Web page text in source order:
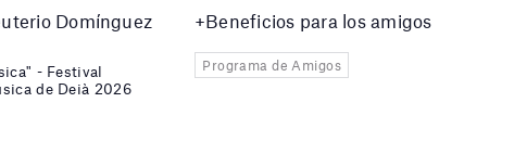
Domínguez
- Festival
de Deià 2026
+Beneficios para los amigos
Programa de Amigos